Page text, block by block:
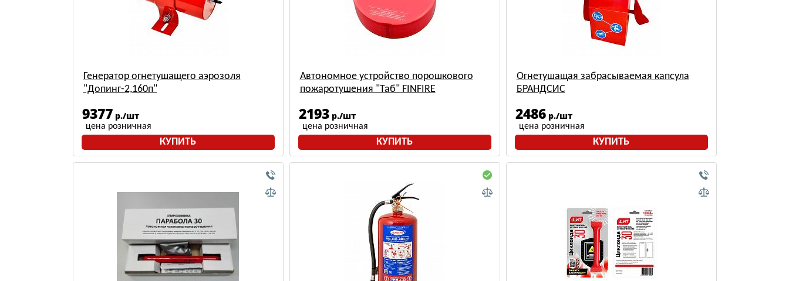
Генератор огнетушащего аэрозоля
"Допинг-2,160п"
9377 р./шт
цена розничная
КУПИТЬ
Автономное устройство порошкового
пожаротушения "Таб" FINFIRE
2193 р./шт
цена розничная
КУПИТЬ
Огнетушащая забрасываемая капсула
БРАНДСИС
2486 р./шт
цена розничная
КУПИТЬ